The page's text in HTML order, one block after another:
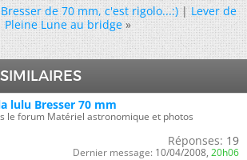
de 70 mm, c'est rigolo...:)|Lever de
Pleine Lune au bridge »
lulu Bresser 70 mm
le forum Matériel astronomique et photos
Réponses: 19
Dernier message: 10/04/2008, 20h06